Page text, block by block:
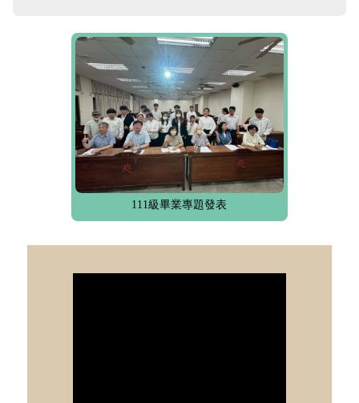
111級畢業專題發表